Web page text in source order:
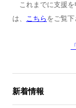
これまでに支援を
は、
こちらをご覧下
新着情報